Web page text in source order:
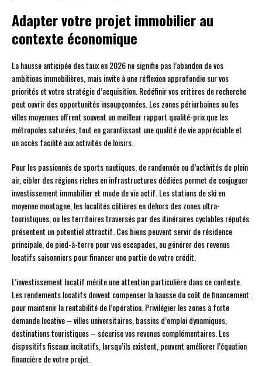
Adapter votre projet immobilier au
contexte économique
La hausse anticipée des taux en 2026 ne signifie pas l’abandon de vos
ambitions immobilières, mais invite à une réflexion approfondie sur vos
priorités et votre stratégie d’acquisition. Redéfinir vos critères de recherche
peut ouvrir des opportunités insoupçonnées. Les zones périurbaines ou les
villes moyennes offrent souvent un meilleur rapport qualité-prix que les
métropoles saturées, tout en garantissant une qualité de vie appréciable et
un accès facilité aux activités de loisirs.
Pour les passionnés de sports nautiques, de randonnée ou d’activités de plein
air, cibler des régions riches en infrastructures dédiées permet de conjuguer
investissement immobilier et mode de vie actif. Les stations de ski en
moyenne montagne, les localités côtières en dehors des zones ultra-
touristiques, ou les territoires traversés par des itinéraires cyclables réputés
présentent un potentiel attractif. Ces biens peuvent servir de résidence
principale, de pied-à-terre pour vos escapades, ou générer des revenus
locatifs saisonniers pour financer une partie de votre crédit.
L’investissement locatif mérite une attention particulière dans ce contexte.
Les rendements locatifs doivent compenser la hausse du coût de financement
pour maintenir la rentabilité de l’opération. Privilégier les zones à forte
demande locative – villes universitaires, bassins d’emploi dynamiques,
destinations touristiques – sécurise vos revenus complémentaires. Les
dispositifs fiscaux incitatifs, lorsqu’ils existent, peuvent améliorer l’équation
financière de votre projet.